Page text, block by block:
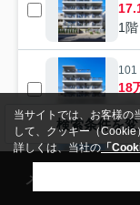
1
101
18
1
104
1
検索条件を
メール
当サイトでは、お客様の
して、クッキー（
詳しくは、当社の「